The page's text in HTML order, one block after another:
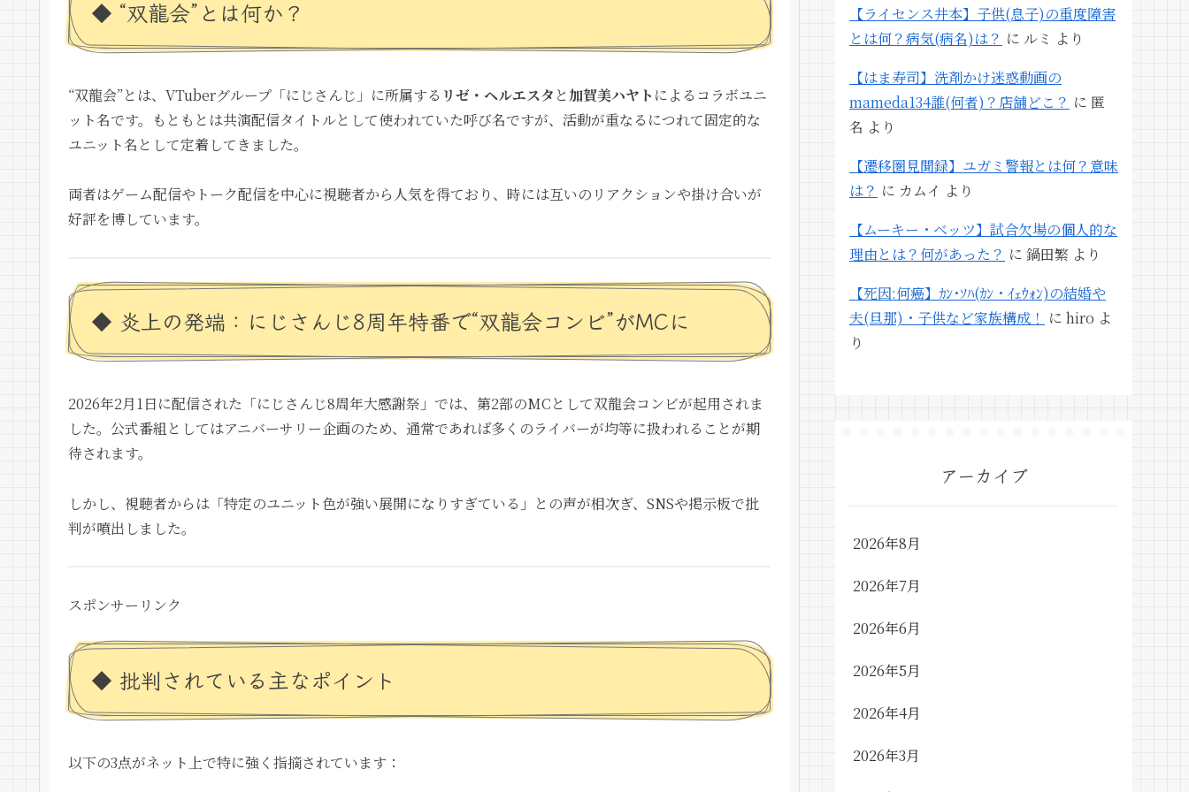
◆ “双龍会”とは何か？
“双龍会”とは、VTuberグループ「にじさんじ」に所属する リゼ・ヘルエスタ と 加賀美ハヤト によるコラボユニ
ット名です。もともとは共演配信タイトルとして使われていた呼び名ですが、活動が重なるにつれて固定的な
ユニット名として定着してきました。
両者はゲーム配信やトーク配信を中心に視聴者から人気を得ており、時には互いのリアクションや掛け合いが
好評を博しています。
◆ 炎上の発端：にじさんじ8周年特番で“双龍会コンビ”がMCに
2026年2月1日に配信された「にじさんじ8周年大感謝祭」では、第2部のMCとして双龍会コンビが起用されま
した。公式番組としてはアニバーサリー企画のため、通常であれば多くのライバーが均等に扱われることが期
待されます。
しかし、視聴者からは「特定のユニット色が強い展開になりすぎている」との声が相次ぎ、SNSや掲示板で批
判が噴出しました。
スポンサーリンク
◆ 批判されている主なポイント
以下の3点がネット上で特に強く指摘されています：
【ライセンス井本】子供(息子)の重度障害
とは何？病気(病名)は？ に ルミ より
【はま寿司】洗剤かけ迷惑動画の
mameda134誰(何者)？店舗どこ？ に 匿
名 より
【遷移圏見聞録】ユガミ警報とは何？意味
は？ に カムイ より
【ムーキー・ベッツ】試合欠場の個人的な
理由とは？何があった？ に 鍋田繁 より
【死因:何癌】ｶﾝ･ｿﾊ(ｶﾝ・ｲｪｳｫﾝ)の結婚や
夫(旦那)・子供など家族構成！ に hiro よ
り
アーカイブ
2026年8月
2026年7月
2026年6月
2026年5月
2026年4月
2026年3月